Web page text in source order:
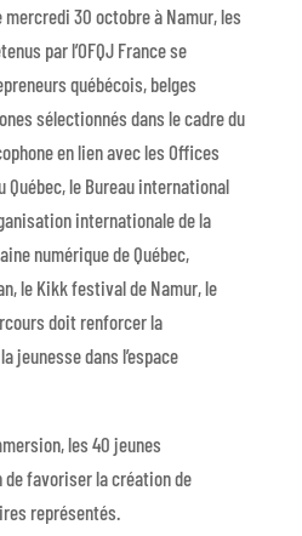
mercredi 30 octobre à Namur, les
par l’OFQJ France se
québécois, belges
sélectionnés dans le cadre du
en lien avec les Offices
le Bureau international
internationale de la
numérique de Québec,
le Kikk festival de Namur, le
doit renforcer la
jeunesse dans l’espace
les 40 jeunes
favoriser la création de
représentés.